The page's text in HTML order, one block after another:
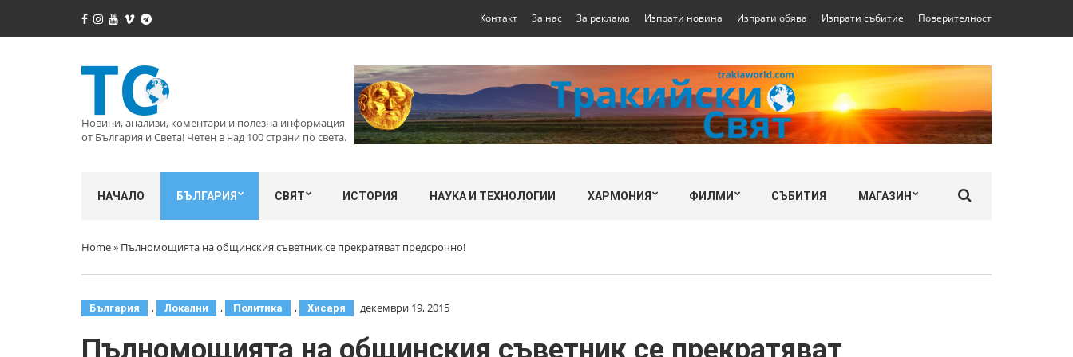
Контакт За нас За реклама Изпрати новина Изпрати обява Изпрати събитие Поверителност
Новини, анализи, коментари и полезна информация
от България и Света! Четен в над 100 страни по света.
НАЧАЛО БЪЛГАРИЯ СВЯТ ИСТОРИЯ НАУКА И ТЕХНОЛОГИИ ХАРМОНИЯ ФИЛМИ СЪБИТИЯ МАГАЗИН
Home» Пълномощията на общинския съветник се прекратяват предсрочно!
България , Локални , Политика , Хисаря декември 19, 2015
Пълномощията на общинския съветник се прекратяват